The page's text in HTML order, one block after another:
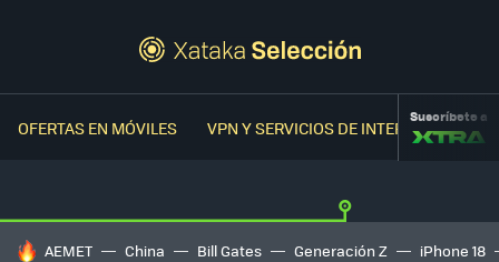
OFERTAS EN MÓVILES VPN Y SERVICIOS DE INTERNETSuscríbete a
HOY SE HABLA DE
AEMET China Bill Gates Generación Z iPhone 18